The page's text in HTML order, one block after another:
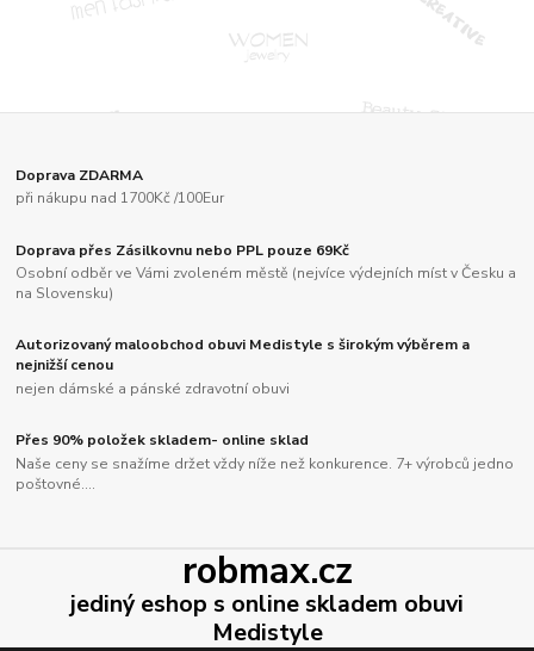
Doprava ZDARMA
při nákupu nad 1700Kč /100Eur
Doprava přes Zásilkovnu nebo PPL pouze 69Kč
Osobní odběr ve Vámi zvoleném městě (nejvíce výdejních míst v Česku a
na Slovensku)
Autorizovaný maloobchod obuvi Medistyle s širokým výběrem a
nejnižší cenou
nejen dámské a pánské zdravotní obuvi
Přes 90% položek skladem- online sklad
Naše ceny se snažíme držet vždy níže než konkurence. 7+ výrobců jedno
poštovné....
robmax.cz
jediný eshop s online skladem obuvi
Medistyle